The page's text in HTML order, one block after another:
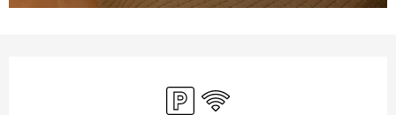
Openingstijden en
Parkeerplaats
Wifi